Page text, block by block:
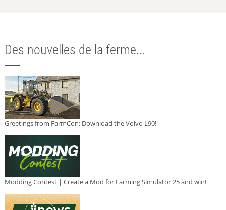
Des nouvelles de la ferme...
Greetings from FarmCon: Download the Volvo L90!
Modding Contest | Create a Mod for Farming Simulator 25 and win!